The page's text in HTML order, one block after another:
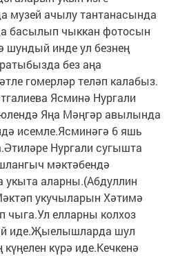
музей ачылу тантанасында
басылып чыккан фотосын
шундый инде ул безнең
без аңа
гомерләр теләп калабыз.
Ясминә Нургали
Яңа Мәңгәр авылында
исемле.Ясминәгә 6 яшь
Нургали сугышта
мәктәбендә
укыта аларны.(Абдуллин
укучыларын Хәтимә
чыга.Ул елларны колхоз
иде.Җыелышларда шул
күрә иде.Кечкенә